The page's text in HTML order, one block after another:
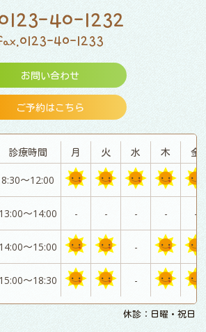
40-1232
0123-40-1233
お問い合わせ
ご予約はこちら
診療時間 月 火 水 木 金
8:30～12:00
13:00～14:00 - - - - -
14:00～15:00 -
15:00～18:30 -
休診：日曜・祝日